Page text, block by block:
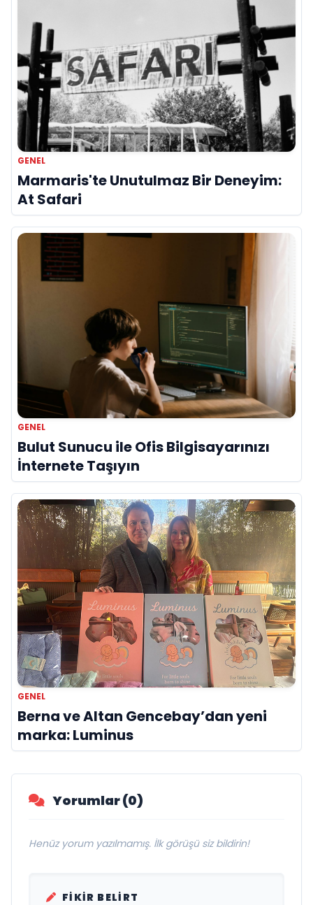
GENEL
Marmaris'te Unutulmaz Bir Deneyim:
At Safari
GENEL
Bulut Sunucu ile Ofis Bilgisayarınızı
İnternete Taşıyın
GENEL
Berna ve Altan Gencebay’dan yeni
marka: Luminus
Yorumlar (0)
Henüz yorum yazılmamış. İlk görüşü siz bildirin!
FIKIR BELIRT